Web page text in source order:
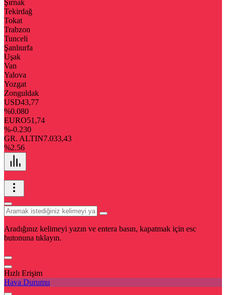
Şırnak
Tekirdağ
Tokat
Trabzon
Tunceli
Şanlıurfa
Uşak
Van
Yalova
Yozgat
Zonguldak
USD43,77
%0.080
EURO51,74
%-0.230
GR. ALTIN7.033,43
%2.56
Aradığınız kelimeyi yazın ve entera basın, kapatmak için esc
butonuna tıklayın.
Hızlı Erişim
Hava Durumu